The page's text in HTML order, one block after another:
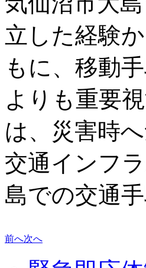
立した経験
もに、移動
よりも重要
は、災害時
交通インフ
島での交通
前へ次へ